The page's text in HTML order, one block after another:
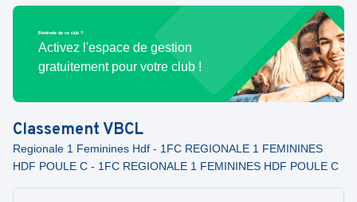
Bénévole de ce club ?
Activez l'espace de gestion
gratuitement pour votre club !
Classement VBCL
Regionale 1 Feminines Hdf - 1FC REGIONALE 1 FEMININES
HDF POULE C - 1FC REGIONALE 1 FEMININES HDF POULE C